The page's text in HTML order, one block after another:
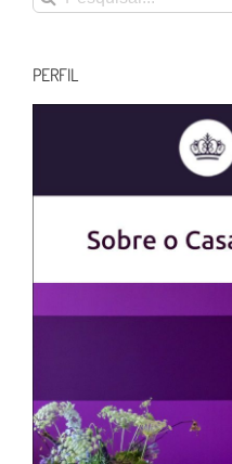
resultados
PERFIL